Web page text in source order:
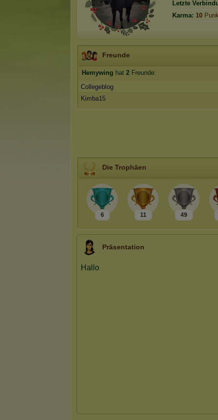
Letzte
Karma: 10
Freunde
Hemywing hat 2 Freunde:
Collegeblog
Kimba15
Die Trophäen
6 11 49
Präsentation